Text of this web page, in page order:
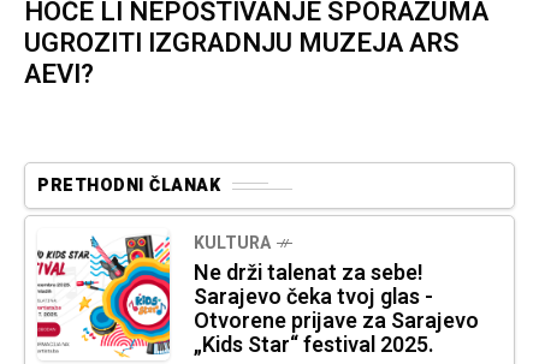
HOĆE LI NEPOŠTIVANJE SPORAZUMA
UGROZITI IZGRADNJU MUZEJA ARS
AEVI?
PRETHODNI ČLANAK
KULTURA
Ne drži talenat za sebe!
Sarajevo čeka tvoj glas -
Otvorene prijave za Sarajevo
„Kids Star“ festival 2025.